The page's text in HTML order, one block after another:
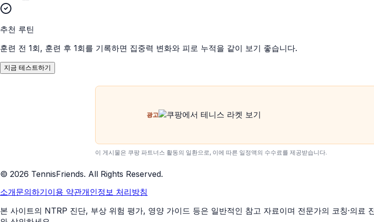
추천 루틴
훈련 전 1회, 훈련 후 1회를 기록하면 집중력 변화와 피로 누적을 같이 보기 좋습니다.
지금 테스트하기
광고
이 게시물은 쿠팡 파트너스 활동의 일환으로, 이에 따른 일정액의 수수료를 제공받습니다.
© 2026 TennisFriends. All Rights Reserved.
소개문의하기이용 약관개인정보 처리방침
본 사이트의 NTRP 진단, 부상 위험 평가, 영양 가이드 등은 일반적인 참고 자료이며 전문가의 코칭·의